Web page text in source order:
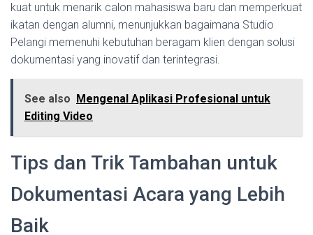
kuat untuk menarik calon mahasiswa baru dan memperkuat
ikatan dengan alumni, menunjukkan bagaimana Studio
Pelangi memenuhi kebutuhan beragam klien dengan solusi
dokumentasi yang inovatif dan terintegrasi.
See also Mengenal Aplikasi Profesional untuk
Editing Video
Tips dan Trik Tambahan untuk
Dokumentasi Acara yang Lebih
Baik